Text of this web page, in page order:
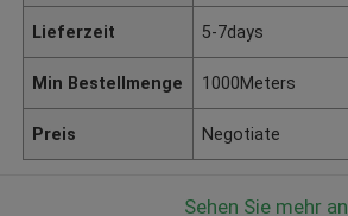
Lieferzeit 5-7days
Min Bestellmenge 1000Meters
Preis Negotiate
Sehen Sie mehr an